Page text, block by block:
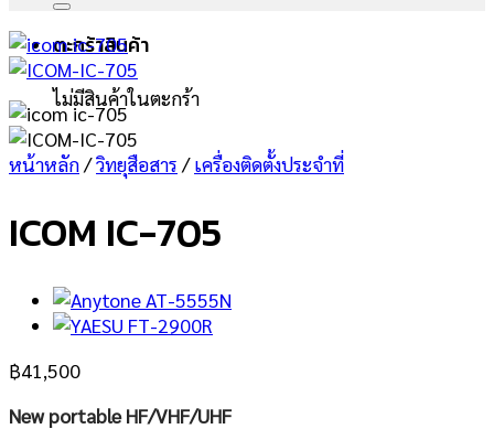
ตะกร้าสินค้า
ไม่มีสินค้าในตะกร้า
หน้าหลัก/วิทยุสือสาร / เครื่องติดตั้งประจำที่
ICOM IC-705
฿41,500
New portable HF/VHF/UHF